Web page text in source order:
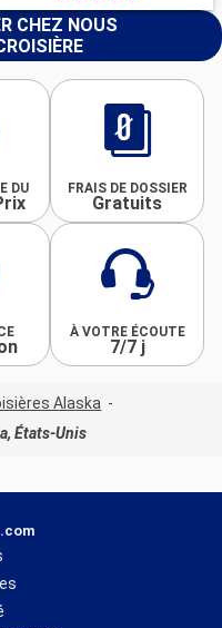
CHEZ NOUS
DU FRAIS DE DOSSIER
Gratuits
À VOTRE ÉCOUTE
7/7 j
Alaska
États-Unis